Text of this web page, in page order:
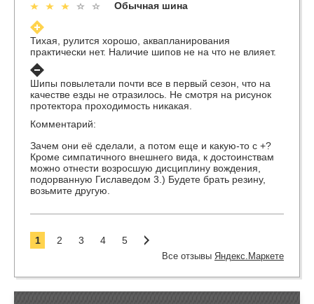
Обычная шина
Тихая, рулится хорошо, аквапланирования
практически нет. Наличие шипов не на что не влияет.
Шипы повылетали почти все в первый сезон, что на
качестве езды не отразилось. Не смотря на рисунок
протектора проходимость никакая.
Комментарий:
Зачем они её сделали, а потом еще и какую-то с +?
Кроме симпатичного внешнего вида, к достоинствам
можно отнести возросшую дисциплину вождения,
подорванную Гиславедом 3.) Будете брать резину,
возьмите другую.
1 2 3 4 5
Все отзывы Яндекс.Маркете